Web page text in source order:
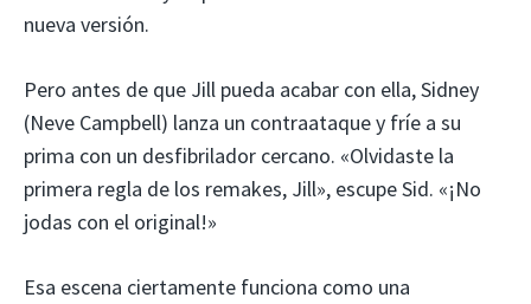
nueva versión.
Pero antes de que Jill pueda acabar con ella, Sidney
(Neve Campbell) lanza un contraataque y fríe a su
prima con un desfibrilador cercano. «Olvidaste la
primera regla de los remakes, Jill», escupe Sid. «¡No
jodas con el original!»
Esa escena ciertamente funciona como una